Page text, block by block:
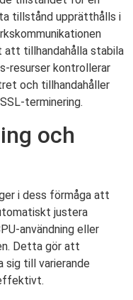
tillstånd upprätthålls i
att tillhandahålla stabila
resurser kontrollerar
och tillhandahåller
terminering.
och
i dess förmåga att
justera
användning eller
Detta gör att
sig till varierande